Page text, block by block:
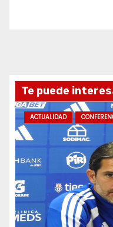
Te puede
ACTUALIDAD